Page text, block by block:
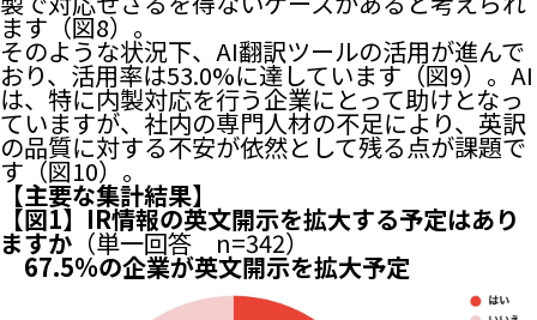
ます（図8）。
そのような状況下、AI翻訳ツールの活用が進んで
おり、活用率は53.0%に達しています（図9）。AI
は、特に内製対応を行う企業にとって助けとなっ
ていますが、社内の専門人材の不足により、英訳
の品質に対する不安が依然として残る点が課題で
す（図10）。
【主要な集計結果】
【図1】IR情報の英文開示を拡大する予定はあり
ますか （単一回答 n=342）
67.5%の企業が英文開示を拡大予定